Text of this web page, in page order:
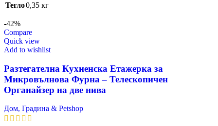
Тегло0,35 кг
-42%
Compare
Quick view
Add to wishlist
Разтегателна Кухненска Етажерка за
Микровълнова Фурна – Телескопичен
Органайзер на две нива
Дом, Градина & Petshop